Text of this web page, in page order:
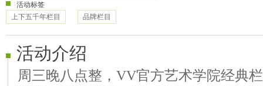
活动标签
上下五千年栏目
品牌栏目
活动介绍
周三晚八点整，VV官方艺术学院经典